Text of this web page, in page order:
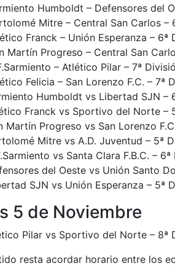
Humboldt – Defensores del
Mitre – Central San Carlos –
Franck – Unión Esperanza – 6ª
Martín Progreso – Central San
– Atlético Pilar – 7ª
Felicia – San Lorenzo F.C. – 7ª
Humboldt vs Libertad SJN –
Franck vs Sportivo del Norte –
Martín Progreso vs San Lorenzo
Mitre vs A.D. Juventud – 5ª
vs Santa Clara F.B.C. –
del Oeste vs Unión Santo
SJN vs Unión Esperanza – 5ª
5 de Noviembre
Pilar vs Sportivo del Norte – 8ª
resta acordar horario entre los